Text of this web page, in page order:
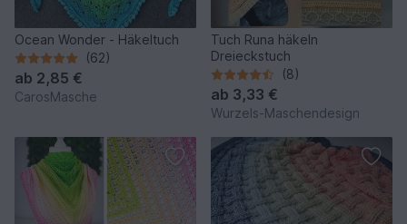
Ocean Wonder - Häkeltuch
(62)
ab 2,85 €
CarosMasche
Tuch Runa häkeln
Dreieckstuch
(8)
ab 3,33 €
Wurzels-Maschendesign